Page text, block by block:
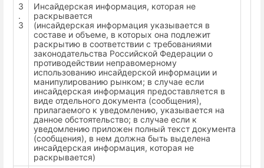
3
.
3
Инсайдерская информация, которая не
раскрывается
(инсайдерская информация указывается в
составе и объеме, в которых она подлежит
раскрытию в соответствии с требованиями
законодательства Российской Федерации о
противодействии неправомерному
использованию инсайдерской информации и
манипулированию рынком; в случае если
инсайдерская информация предоставляется в
виде отдельного документа (сообщения),
прилагаемого к уведомлению, указывается на
данное обстоятельство; в случае если к
уведомлению приложен полный текст документа
(сообщения), в нем должна быть выделена
инсайдерская информация, которая не
раскрывается)